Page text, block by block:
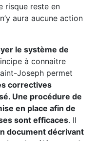
risque reste en
aura aucune action
le système de
à connaitre
Joseph permet
correctives
Une procédure de
en place afin de
sont efficaces. Il
document décrivant